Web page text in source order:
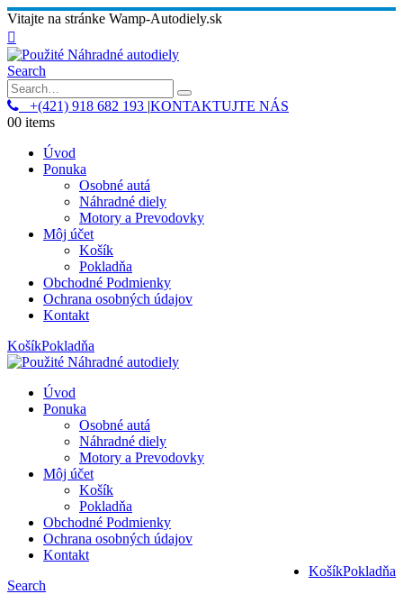
Vitajte na stránke Wamp-Autodiely.sk
Search
+(421) 918 682 193 |KONTAKTUJTE NÁS
00 items
Úvod
Ponuka
Osobné autá
Náhradné diely
Motory a Prevodovky
Môj účet
Košík
Pokladňa
Obchodné Podmienky
Ochrana osobných údajov
Kontakt
KošíkPokladňa
Úvod
Ponuka
Osobné autá
Náhradné diely
Motory a Prevodovky
Môj účet
Košík
Pokladňa
Obchodné Podmienky
Ochrana osobných údajov
Kontakt
KošíkPokladňa
Search